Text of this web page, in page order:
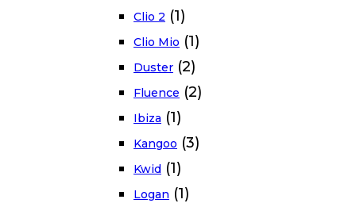
Clio 2 (1)
Clio Mio (1)
Duster (2)
Fluence (2)
Ibiza (1)
Kangoo (3)
Kwid (1)
Logan (1)